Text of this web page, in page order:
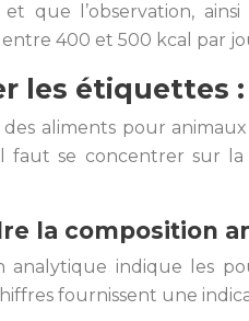
et que l’observation,
400 et 500 kcal par
les étiquettes
aliments pour
faut se concentrer sur
la composition
analytique indique les
chiffres fournissent une